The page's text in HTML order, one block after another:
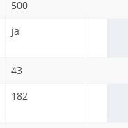
500
ja
43
182